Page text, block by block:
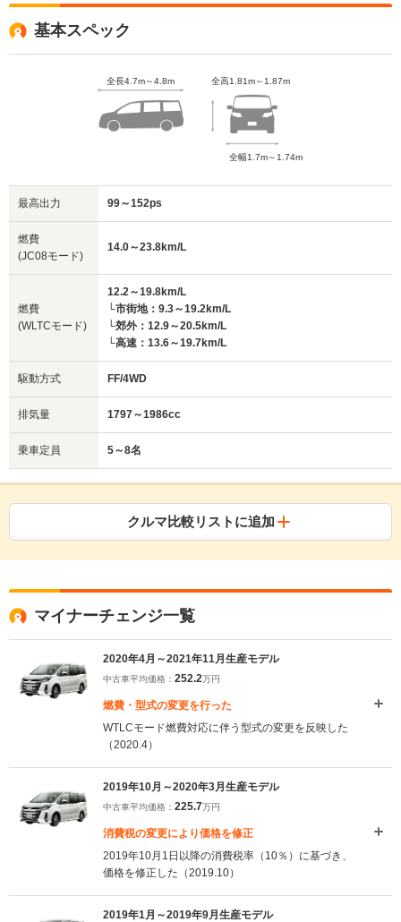
基本スペック
全長4.7m～4.8m 全高1.81m～1.87m
全幅1.7m～1.74m
最高出力 99～152ps
燃費
(JC08モード)
14.0～23.8km/L
燃費
(WLTCモード)
12.2～19.8km/L
└市街地：9.3～19.2km/L
└郊外：12.9～20.5km/L
└高速：13.6～19.7km/L
駆動方式 FF/4WD
排気量 1797～1986cc
乗車定員 5～8名
クルマ比較リストに追加
マイナーチェンジ一覧
2020年4月～2021年11月生産モデル
中古車平均価格： 252.2万円
燃費・型式の変更を行った
WTLCモード燃費対応に伴う型式の変更を反映した
（2020.4）
2019年10月～2020年3月生産モデル
中古車平均価格： 225.7万円
消費税の変更により価格を修正
2019年10月1日以降の消費税率（10％）に基づき、
価格を修正した（2019.10）
2019年1月～2019年9月生産モデル